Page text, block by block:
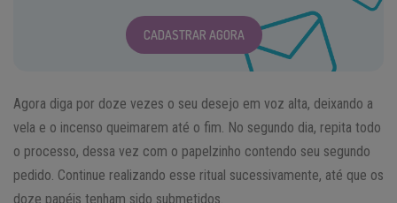
CADASTRAR AGORA
Agora diga por doze vezes o seu desejo em voz alta, deixando a
vela e o incenso queimarem até o fim. No segundo dia, repita todo
o processo, dessa vez com o papelzinho contendo seu segundo
pedido. Continue realizando esse ritual sucessivamente, até que os
doze papéis tenham sido submetidos.